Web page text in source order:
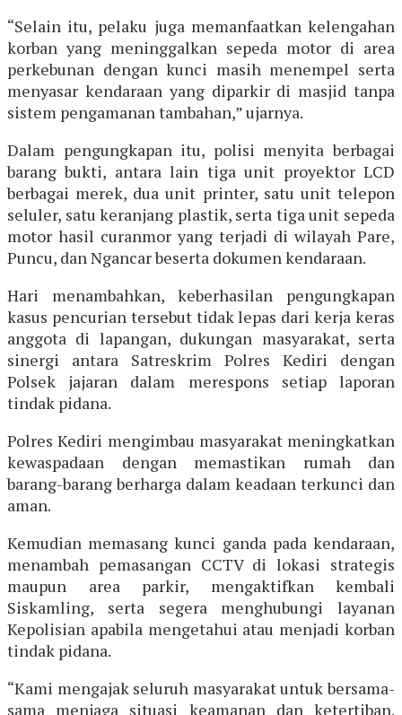
“Selain itu, pelaku juga memanfaatkan kelengahan
korban yang meninggalkan sepeda motor di area
perkebunan dengan kunci masih menempel serta
menyasar kendaraan yang diparkir di masjid tanpa
sistem pengamanan tambahan,” ujarnya.
Dalam pengungkapan itu, polisi menyita berbagai
barang bukti, antara lain tiga unit proyektor LCD
berbagai merek, dua unit printer, satu unit telepon
seluler, satu keranjang plastik, serta tiga unit sepeda
motor hasil curanmor yang terjadi di wilayah Pare,
Puncu, dan Ngancar beserta dokumen kendaraan.
Hari menambahkan, keberhasilan pengungkapan
kasus pencurian tersebut tidak lepas dari kerja keras
anggota di lapangan, dukungan masyarakat, serta
sinergi antara Satreskrim Polres Kediri dengan
Polsek jajaran dalam merespons setiap laporan
tindak pidana.
Polres Kediri mengimbau masyarakat meningkatkan
kewaspadaan dengan memastikan rumah dan
barang-barang berharga dalam keadaan terkunci dan
aman.
Kemudian memasang kunci ganda pada kendaraan,
menambah pemasangan CCTV di lokasi strategis
maupun area parkir, mengaktifkan kembali
Siskamling, serta segera menghubungi layanan
Kepolisian apabila mengetahui atau menjadi korban
tindak pidana.
“Kami mengajak seluruh masyarakat untuk bersama-
sama menjaga situasi keamanan dan ketertiban.